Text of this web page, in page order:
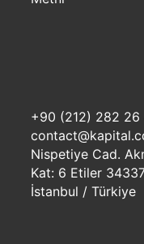
+90 (212) 282 26
Nispetiye Cad.
Kat: 6 Etiler
İstanbul / Türkiye